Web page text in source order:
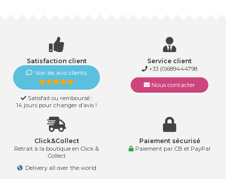
Satisfaction client
Voir les avis clients
Satisfait ou remboursé :
14 jours pour changer d’avis !
Service client
+33 (0)689444798
Nous contacter
Click&Collect
Retrait à la boutique en Click &
Collect
Delivery all over the world
Paiement sécurisé
Paiement par CB et PayPal